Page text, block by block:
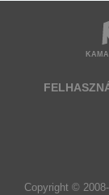
Copyright ©